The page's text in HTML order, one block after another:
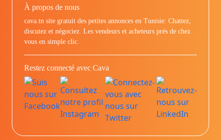
À propos de nous
cava.tn site gratuit des petites annonces en Tunisie: Chattez,
discutez et négociez. Les vendeurs et acheteurs prés de chez
vous en simple clic.
Restez connecté avec Cava